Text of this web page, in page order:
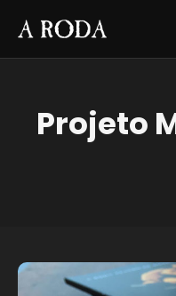
A
RODA
Projeto